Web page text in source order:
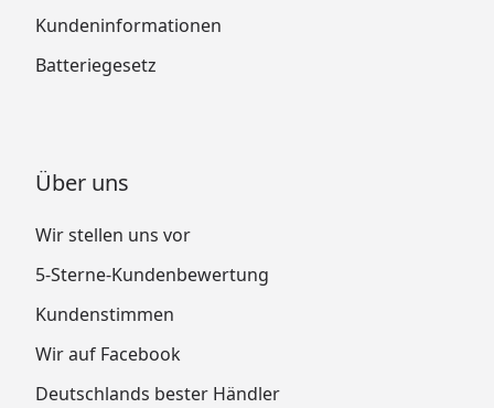
Kundeninformationen
Batteriegesetz
Über uns
Wir stellen uns vor
5-Sterne-Kundenbewertung
Kundenstimmen
Wir auf Facebook
Deutschlands bester Händler